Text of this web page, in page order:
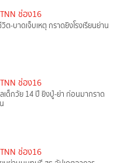
ช่อง16
ต-บาดเจ็บเหตุ กราดยิงโรงเรียนย่าน
ช่อง16
เด็กวัย 14 ปี ยิงปู่-ย่า ก่อนมากราด
ช่อง16